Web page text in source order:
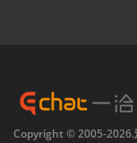
Copyright © 2005-2026.